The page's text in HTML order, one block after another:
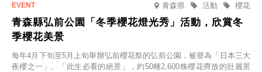
青森県 櫻花
活動
青森縣弘前公園「冬季櫻花燈光秀」活動，欣賞冬
季櫻花美景
每年4月下旬至5月上旬舉辦弘前櫻花祭的弘前公園，被譽為「日本三大
夜櫻之一」、「此生必看的絕景」，約50種2,600株櫻花齊放的壯麗景